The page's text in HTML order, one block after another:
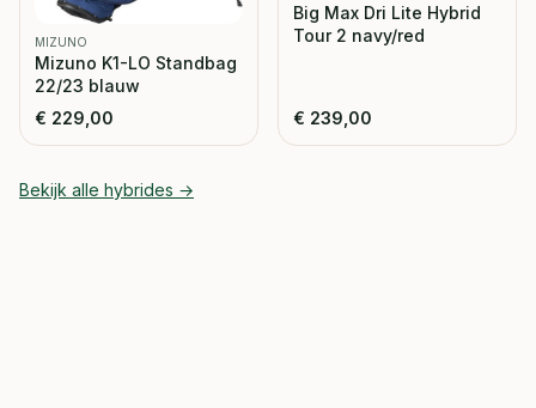
MIZUNO
Mizuno K1-LO Standbag
22/23 blauw
€ 229,00
Big Max Dri Lite Hybrid
Tour 2 navy/red
€ 239,00
Bekijk alle hybrides →